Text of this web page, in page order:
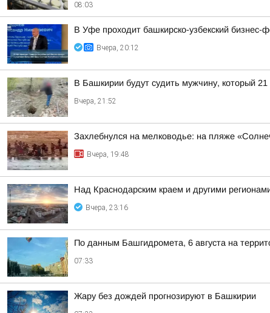
08:03
В Уфе проходит башкирско-узбекский бизнес-
Вчера, 20:12
В Башкирии будут судить мужчину, который
Вчера, 21:52
Захлебнулся на мелководье: на пляже
Вчера, 19:48
Над Краснодарским краем и другими
Вчера, 23:16
По данным Башгидромета, 6 августа на
07:33
Жару без дождей прогнозируют в Башкирии